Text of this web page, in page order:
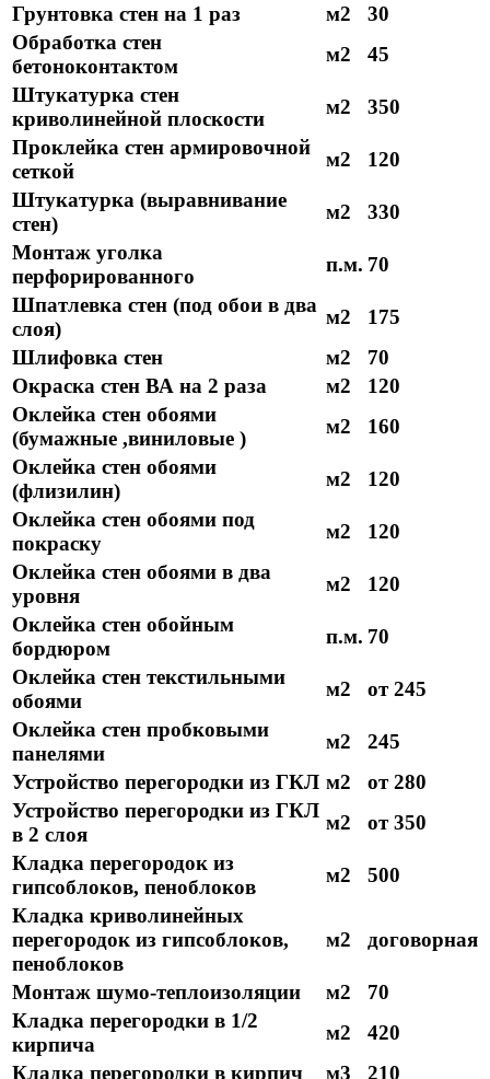
Грунтовка стен на 1 раз м2
30
Обработка стен
бетоноконтактом
м2
45
Штукатурка стен
криволинейной плоскости
м2
350
Проклейка стен армировочной
сеткой
м2
120
Штукатурка (выравнивание
стен)
м2
330
Монтаж уголка
перфорированного
п.м. 70
Шпатлевка стен (под обои в два
слоя)
м2
175
Шлифовка стен
м2
70
Окраска стен ВА на 2 раза
м2
120
Оклейка стен обоями
(бумажные ,виниловые )
м2
160
Оклейка стен обоями
(флизилин)
м2
120
Оклейка стен обоями под
покраску
м2
120
Оклейка стен обоями в два
уровня
м2
120
Оклейка стен обойным
бордюром
п.м. 70
Оклейка стен текстильными
обоями
м2
от 245
Оклейка стен пробковыми
панелями
м2
245
Устройство перегородки из ГКЛ м2
от 280
Устройство перегородки из ГКЛ
в 2 слоя
м2
от 350
Кладка перегородок из
гипсоблоков, пеноблоков
м2
500
Кладка криволинейных
перегородок из гипсоблоков,
пеноблоков
м2 договорная
Монтаж шумо-теплоизоляции м2
70
Кладка перегородки в 1/2
кирпича
м2
420
Кладка перегородки в кирпич
м3 210